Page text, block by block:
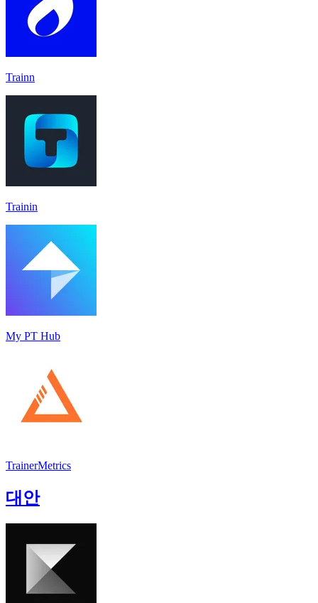
Trainn
Trainin
My PT Hub
TrainerMetrics
대안